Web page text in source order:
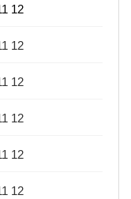
12
12
12
12
12
12